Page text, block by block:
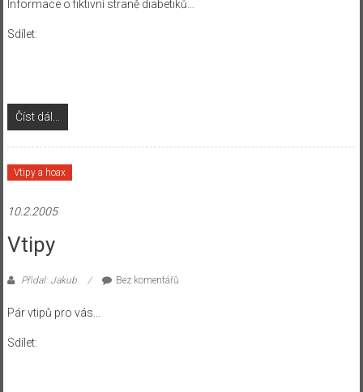
Informace o fiktivní straně diabetiků…
Sdílet:
Číst dál...
Vtipy a hoax
10.2.2005
Vtipy
Přidal: Jakub Bez komentářů
Pár vtipů pro vás…
Sdílet: